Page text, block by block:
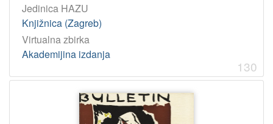
Jedinica HAZU
Knjižnica (Zagreb)
Virtualna zbirka
Akademijina izdanja
130